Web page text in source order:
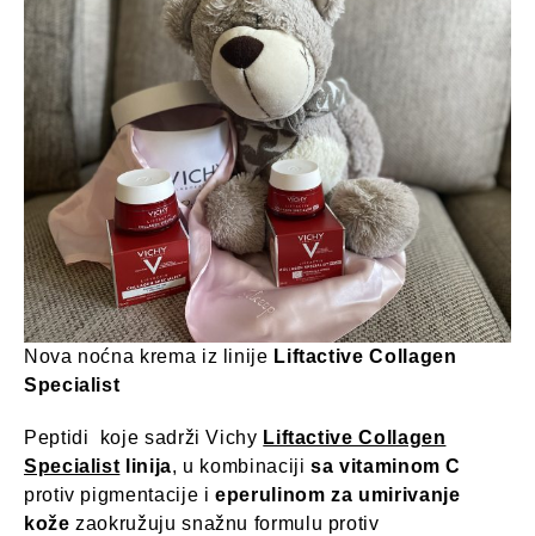
Nova noćna krema iz linije Liftactive Collagen
Specialist
Peptidi koje sadrži Vichy Liftactive Collagen
Specialist linija, u kombinacijisa vitaminom C
protiv pigmentacije ieperulinom za umirivanje
kože zaokružuju snažnu formulu protiv